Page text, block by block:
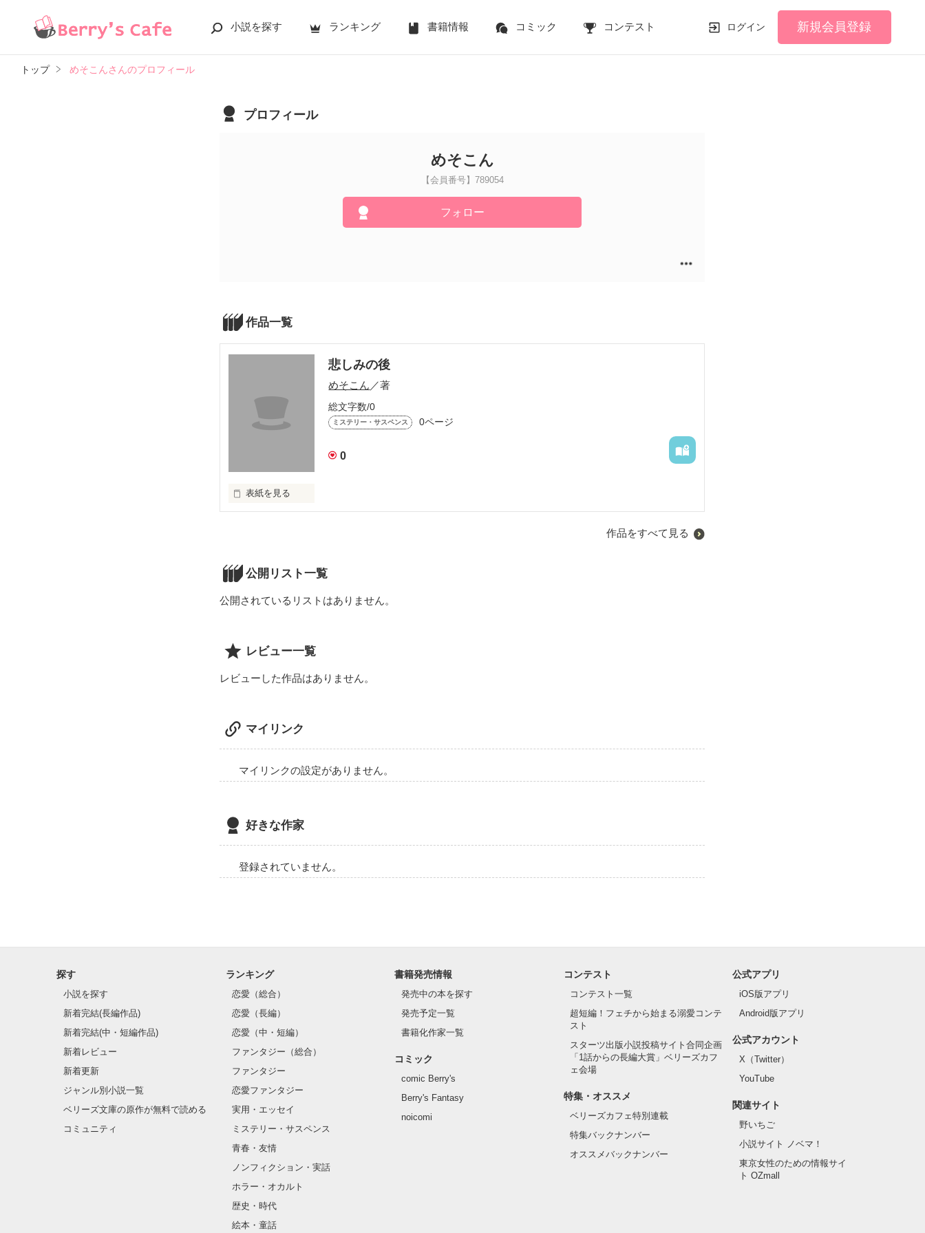
小説を探す ランキング 書籍情報 コミック コンテスト ログイン 新規会員登録
トップ めそこんさんのプロフィール
プロフィール
めそこん
【会員番号】789054
フォロー
作品一覧
悲しみの後
めそこん／著
総文字数/0
ミステリー・サスペンス 0ページ
0
表紙を見る
作品をすべて見る
公開リスト一覧
公開されているリストはありません。
レビュー一覧
レビューした作品はありません。
マイリンク
マイリンクの設定がありません。
好きな作家
登録されていません。
探す
小説を探す
新着完結(長編作品)
新着完結(中・短編作品)
新着レビュー
新着更新
ジャンル別小説一覧
ベリーズ文庫の原作が無料で読める
コミュニティ
ランキング
恋愛（総合）
恋愛（長編）
恋愛（中・短編）
ファンタジー（総合）
ファンタジー
恋愛ファンタジー
実用・エッセイ
ミステリー・サスペンス
青春・友情
ノンフィクション・実話
ホラー・オカルト
歴史・時代
絵本・童話
書籍発売情報
発売中の本を探す
発売予定一覧
書籍化作家一覧
コミック
comic Berry's
Berry's Fantasy
noicomi
コンテスト
コンテスト一覧
超短編！フェチから始まる溺愛コンテ
スト
スターツ出版小説投稿サイト合同企画
「1話からの長編大賞」ベリーズカフ
ェ会場
特集・オススメ
ベリーズカフェ特別連載
特集バックナンバー
オススメバックナンバー
公式アプリ
iOS版アプリ
Android版アプリ
公式アカウント
X（Twitter）
YouTube
関連サイト
野いちご
小説サイト ノベマ！
東京女性のための情報サイ
ト OZmall